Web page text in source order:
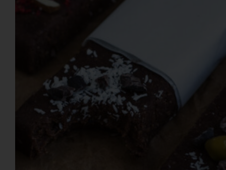
KUCHEN, TARTES & TORTEN
VEGAN BASIC
GRILLEN & PICKNICK
BEILAGEN
VANLIFE & REZEPTE